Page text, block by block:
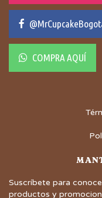
COMPRA AQUÍ
Suscríbete para
productos y